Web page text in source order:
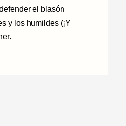
el blasón
y los humildes (¡Y